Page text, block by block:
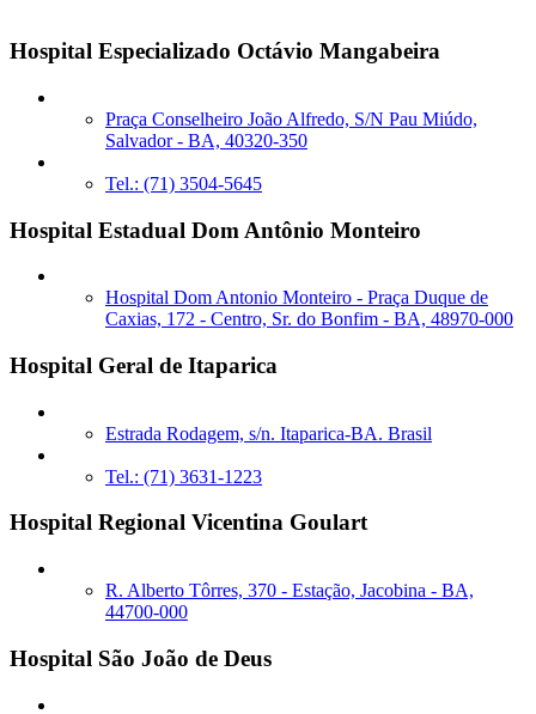
Hospital Especializado Octávio Mangabeira
Praça Conselheiro João Alfredo, S/N Pau Miúdo,
Salvador - BA, 40320-350
Tel.: (71) 3504-5645
Hospital Estadual Dom Antônio Monteiro
Hospital Dom Antonio Monteiro - Praça Duque de
Caxias, 172 - Centro, Sr. do Bonfim - BA, 48970-000
Hospital Geral de Itaparica
Estrada Rodagem, s/n. Itaparica-BA. Brasil
Tel.: (71) 3631-1223
Hospital Regional Vicentina Goulart
R. Alberto Tôrres, 370 - Estação, Jacobina - BA,
44700-000
Hospital São João de Deus